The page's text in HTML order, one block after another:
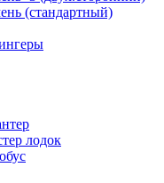
(стандартный)
лодок